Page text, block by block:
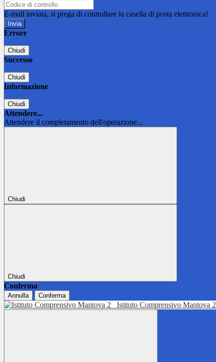
E-mail inviata, si prega di controllare la casella di posta elettronica!
Errore
Chiudi
Successo
Chiudi
Informazione
Chiudi
Attendere...
Attendere il completamento dell'operazione...
Chiudi
Chiudi
Conferma
Annulla Conferma
Istituto Comprensivo Mantova 2